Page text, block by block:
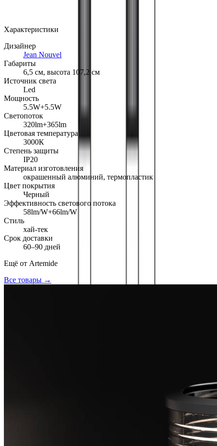
Характеристики
Дизайнер
Jean Nouvel
Габариты
6,5 см, высота 107,2 см
Источник света
Led
Мощность
5.5W+5.5W
Светопоток
320lm+365lm
Цветовая температура
3000К
Степень защиты
IP20
Материал изготовления
окрашенный алюминий, термопластик
Цвет покрытия
Черный
Эффективность светового потока
58lm/W+66lm/W
Стиль
хай-тек
Срок доставки
60–90 дней
Ещё от Artemide
Все товары →